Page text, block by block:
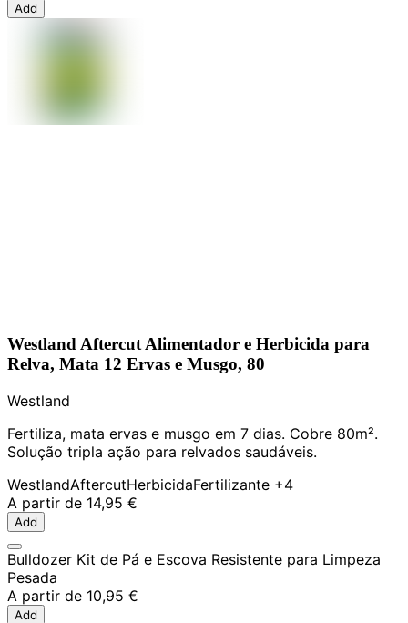
Add
Westland Aftercut Alimentador e Herbicida para
Relva, Mata 12 Ervas e Musgo, 80
Westland
Fertiliza, mata ervas e musgo em 7 dias. Cobre 80m².
Solução tripla ação para relvados saudáveis.
WestlandAftercutHerbicidaFertilizante +4
A partir de 14,95 €
Add
Bulldozer Kit de Pá e Escova Resistente para Limpeza
Pesada
A partir de 10,95 €
Add